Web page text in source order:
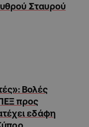
Σταυρού
Βολές
προς
εδάφη